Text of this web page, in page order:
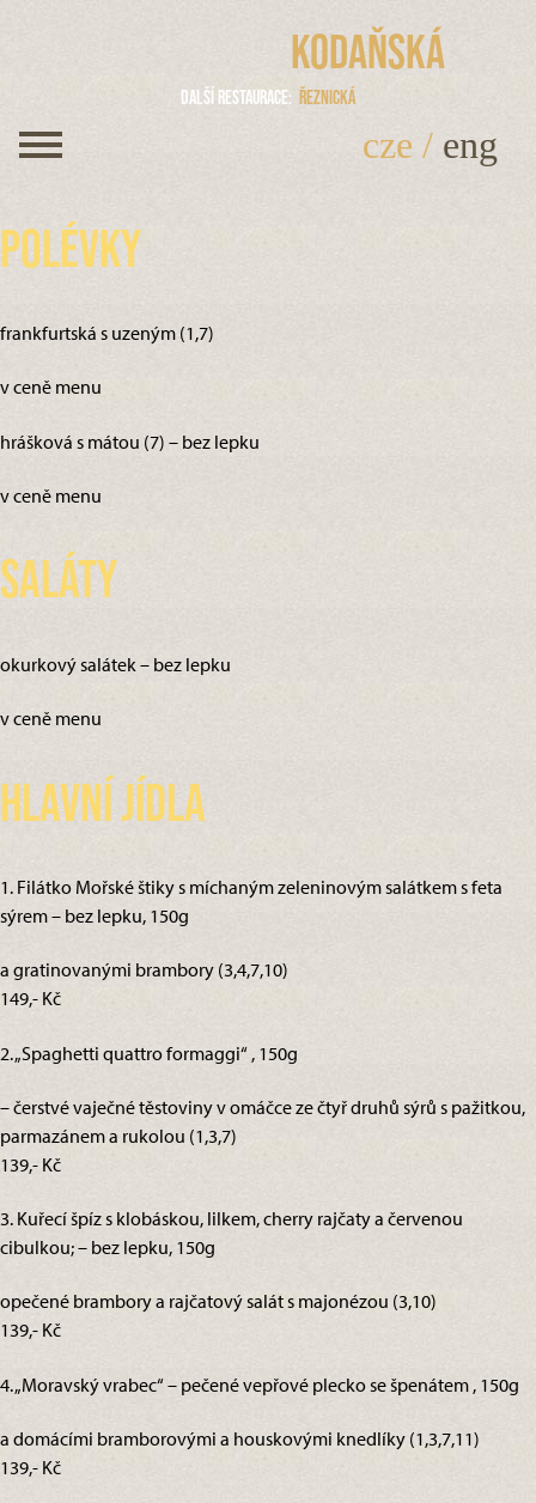
Kodaňská
Další restaurace Řeznická
cze / eng
Polévky
frankfurtská s uzeným (1,7)
v ceně menu
hrášková s mátou (7) – bez lepku
v ceně menu
Saláty
okurkový salátek – bez lepku
v ceně menu
Hlavní jídla
1. Filátko Mořské štiky s míchaným zeleninovým salátkem s feta
sýrem – bez lepku, 150g
a gratinovanými brambory (3,4,7,10)
149,- Kč
2. „Spaghetti quattro formaggi“ , 150g
– čerstvé vaječné těstoviny v omáčce ze čtyř druhů sýrů s pažitkou,
parmazánem a rukolou (1,3,7)
139,- Kč
3. Kuřecí špíz s klobáskou, lilkem, cherry rajčaty a červenou
cibulkou; – bez lepku, 150g
opečené brambory a rajčatový salát s majonézou (3,10)
139,- Kč
4. „Moravský vrabec“ – pečené vepřové plecko se špenátem , 150g
a domácími bramborovými a houskovými knedlíky (1,3,7,11)
139,- Kč